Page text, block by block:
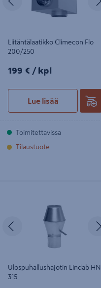
Liitäntälaatikko Climecon Flo
200/250
199€/kpl
199 € / kpl
Lue lisää
Toimitettavissa
Tilaustuote
Edellinen
Ulospuhallushajotin Lindab HN
315